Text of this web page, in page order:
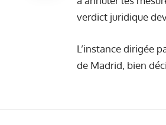
verdict juridique
L’instance dirigée
de Madrid, bien